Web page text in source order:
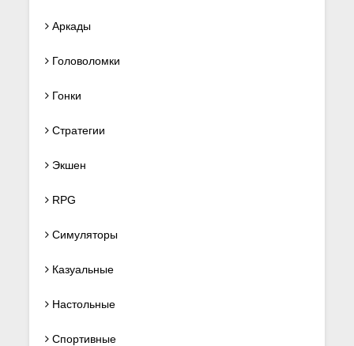
Аркады
Головоломки
Гонки
Стратегии
Экшен
RPG
Симуляторы
Казуальные
Настольные
Спортивные